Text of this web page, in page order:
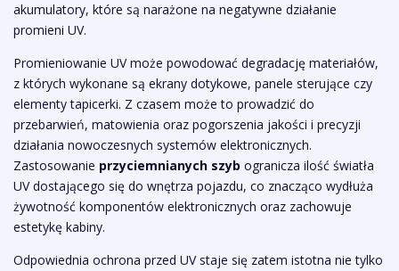
akumulatory, które są narażone na negatywne działanie
promieni UV.
Promieniowanie UV może powodować degradację materiałów,
z których wykonane są ekrany dotykowe, panele sterujące czy
elementy tapicerki. Z czasem może to prowadzić do
przebarwień, matowienia oraz pogorszenia jakości i precyzji
działania nowoczesnych systemów elektronicznych.
Zastosowanie przyciemnianych szyb ogranicza ilość światła
UV dostającego się do wnętrza pojazdu, co znacząco wydłuża
żywotność komponentów elektronicznych oraz zachowuje
estetykę kabiny.
Odpowiednia ochrona przed UV staje się zatem istotna nie tylko